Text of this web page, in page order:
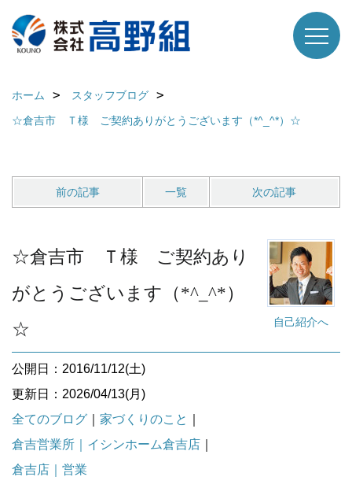
ホーム
スタッフブログ
☆倉吉市 Ｔ様 ご契約ありがとうございます（*^_^*）☆
前の記事 一覧 次の記事
自己紹介へ
☆倉吉市 Ｔ様 ご契約あり
がとうございます（*^_^*）
☆
公開日：2016/11/12(土)
更新日：2026/04/13(月)
全てのブログ
家づくりのこと
倉吉営業所｜イシンホーム倉吉店
倉吉店｜営業